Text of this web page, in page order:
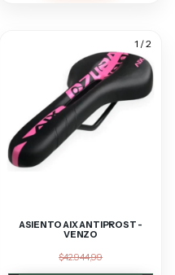
1 /2
ASIENTO AIX ANTIPROST -
VENZO
$42.944,99